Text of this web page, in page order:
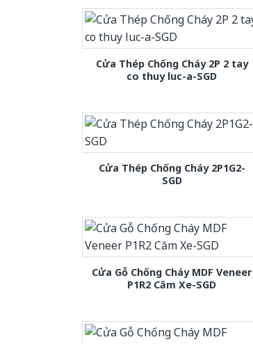
Cửa Thép Chống Cháy 2P 2 tay
co thuy luc-a-SGD
Cửa Thép Chống Cháy 2P1G2-
SGD
Cửa Gỗ Chống Cháy MDF Veneer
P1R2 Căm Xe-SGD